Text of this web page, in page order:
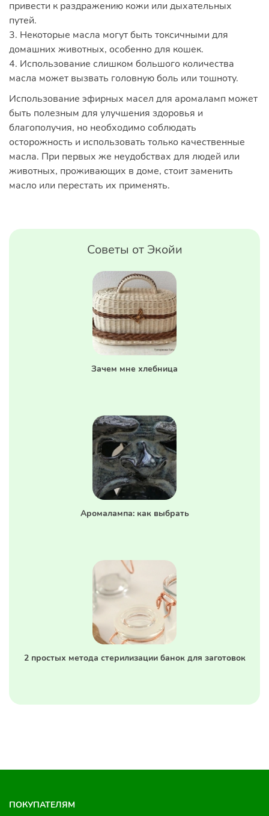
привести к раздражению кожи или дыхательных
путей.
3. Некоторые масла могут быть токсичными для
домашних животных, особенно для кошек.
4. Использование слишком большого количества
масла может вызвать головную боль или тошноту.
Использование эфирных масел для аромаламп может
быть полезным для улучшения здоровья и
благополучия, но необходимо соблюдать
осторожность и использовать только качественные
масла. При первых же неудобствах для людей или
животных, проживающих в доме, стоит заменить
масло или перестать их применять.
Советы от Экойи
Зачем мне хлебница
Аромалампа: как выбрать
2 простых метода стерилизации банок для заготовок
ПОКУПАТЕЛЯМ